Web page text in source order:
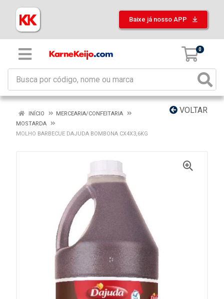
Baixe já nosso APP
0
VOLTAR
INÍCIO
MERCEARIA/CONFEITARIA
MOSTARDA
MOLHO BARBECUE DAJUDA BOMBONA CX4X3,6KG